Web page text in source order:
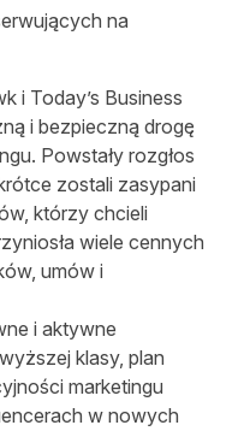
na
i Today’s Business
i bezpieczną drogę
Powstały rozgłos
zostali zasypani
którzy chcieli
wiele cennych
umów i
i aktywne
klasy, plan
marketingu
w nowych